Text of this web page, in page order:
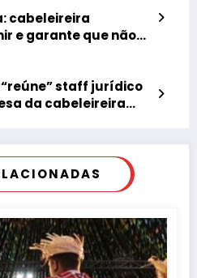
cabeleireira
e garante que não
staff jurídico
da cabeleireira